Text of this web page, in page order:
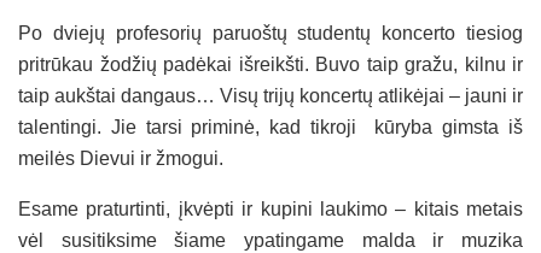
Po dviejų profesorių paruoštų studentų koncerto tiesiog
pritrūkau žodžių padėkai išreikšti. Buvo taip gražu, kilnu ir
taip aukštai dangaus… Visų trijų koncertų atlikėjai – jauni ir
talentingi. Jie tarsi priminė, kad tikroji kūryba gimsta iš
meilės Dievui ir žmogui.
Esame praturtinti, įkvėpti ir kupini laukimo – kitais metais
vėl susitiksime šiame ypatingame malda ir muzika